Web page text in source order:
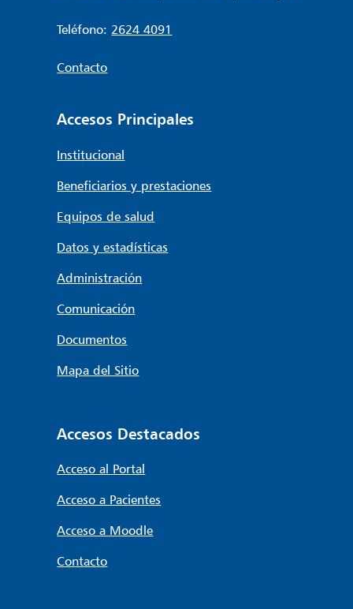
Teléfono: 2624 4091
Contacto
Accesos Principales
Institucional
Beneficiarios y prestaciones
Equipos de salud
Datos y estadísticas
Administración
Comunicación
Documentos
Mapa del Sitio
Accesos Destacados
Acceso al Portal
Acceso a Pacientes
Acceso a Moodle
Contacto